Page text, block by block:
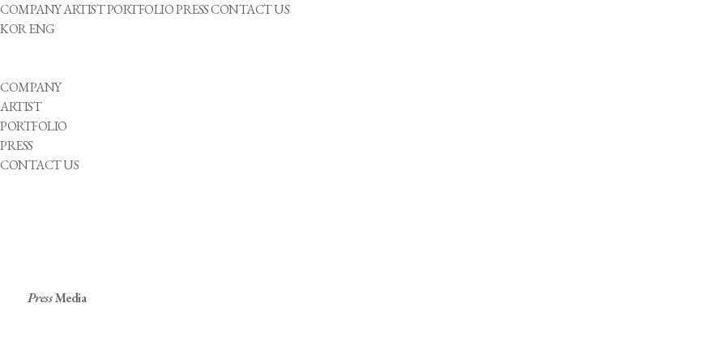
COMPANYARTISTPORTFOLIOPRESSCONTACT US
KORENG
COMPANY
ARTIST
PORTFOLIO
PRESS
CONTACT US
PressMedia